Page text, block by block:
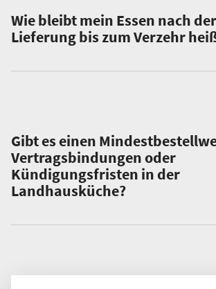
Wie bleibt mein Essen nach der
Lieferung bis zum Verzehr
Gibt es einen
Vertragsbindungen oder
Kündigungsfristen in der
Landhausküche?